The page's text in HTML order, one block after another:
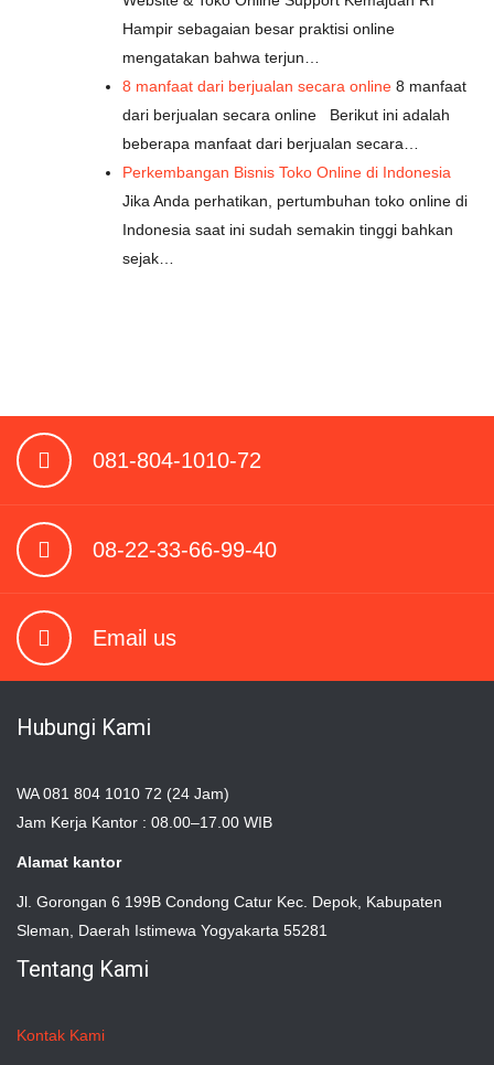
Hampir sebagaian besar praktisi online
mengatakan bahwa terjun…
8 manfaat dari berjualan secara online 8 manfaat
dari berjualan secara online Berikut ini adalah
beberapa manfaat dari berjualan secara…
Perkembangan Bisnis Toko Online di Indonesia
Jika Anda perhatikan, pertumbuhan toko online di
Indonesia saat ini sudah semakin tinggi bahkan
sejak…
081-804-1010-72
08-22-33-66-99-40
Email us
Hubungi Kami
WA 081 804 1010 72 (24 Jam)
Jam Kerja Kantor : 08.00–17.00 WIB
Alamat kantor
Jl. Gorongan 6 199B Condong Catur Kec. Depok, Kabupaten
Sleman, Daerah Istimewa Yogyakarta 55281
Tentang Kami
Kontak Kami